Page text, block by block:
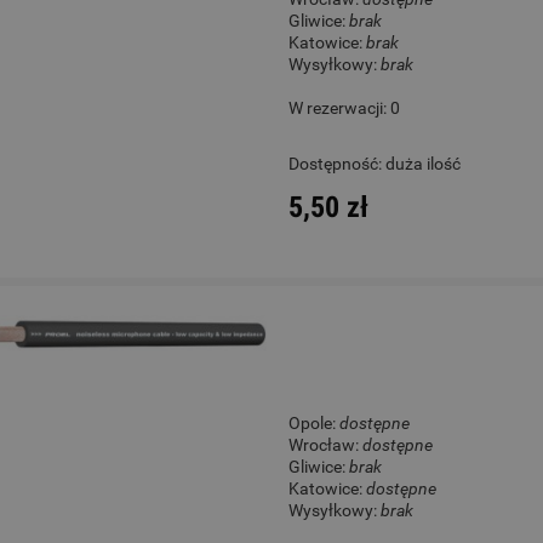
Gliwice:brak
Katowice:brak
Wysyłkowy:brak
W rezerwacji: 0
Dostępność:duża ilość
5,50 zł
Opole:dostępne
Wrocław:dostępne
Gliwice:brak
Katowice:dostępne
Wysyłkowy:brak